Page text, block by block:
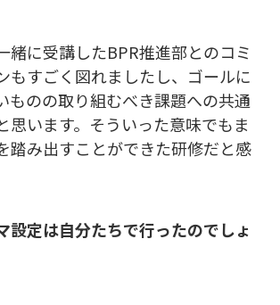
緒に受講したBPR推進部とのコミ
もすごく図れましたし、ゴールに
ものの取り組むべき課題への共通
思います。そういった意味でもま
踏み出すことができた研修だと感
設定は自分たちで行ったのでしょ